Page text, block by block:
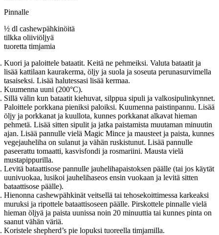
Pinnalle
½ dl cashewpähkinöitä
tilkka oliiviöljyä
tuoretta timjamia
Kuori ja paloittele bataatit. Keitä ne pehmeiksi. Valuta bataatit ja
lisää kattilaan kaurakerma, öljy ja suola ja soseuta perunasurvimella
tasaiseksi. Lisää halutessasi lisää kermaa.
Kuumenna uuni (200°C).
Sillä välin kun bataatit kiehuvat, silppua sipuli ja valkosipulinkynnet.
Paloittele porkkana pieniksi paloiksi. Kuumenna paistinpannu. Lisää
öljy ja porkkanat ja kuullota, kunnes porkkanat alkavat hieman
pehmetä. Lisää sitten sipulit ja jatka paistamista muutaman minuutin
ajan. Lisää pannulle vielä Magic Mince ja mausteet ja paista, kunnes
vegejauheliha on sulanut ja vähän ruskistunut. Lisää pannulle
paseerattu tomaatti, kasvisfondi ja rosmariini. Mausta vielä
mustapippurilla.
Levitä bataattisose pannulle jauhelihapaistoksen päälle (tai jos käytät
uunivuokaa, lusikoi jauhelihaseos ensin vuokaan ja levitä sitten
bataattisose päälle).
Hienonna cashewpähkinät veitsellä tai tehosekoittimessa karkeaksi
muruksi ja ripottele bataattisoseen päälle. Pirskottele pinnalle vielä
hieman öljyä ja paista uunissa noin 20 minuuttia tai kunnes pinta on
saanut vähän väriä.
Koristele shepherd’s pie lopuksi tuoreella timjamilla.